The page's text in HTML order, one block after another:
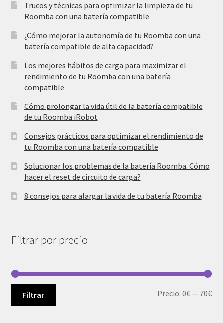
Trucos y técnicas para optimizar la limpieza de tu
Roomba con una batería compatible
¿Cómo mejorar la autonomía de tu Roomba con una
batería compatible de alta capacidad?
Los mejores hábitos de carga para maximizar el
rendimiento de tu Roomba con una batería
compatible
Cómo prolongar la vida útil de la batería compatible
de tu Roomba iRobot
Consejos prácticos para optimizar el rendimiento de
tu Roomba con una batería compatible
Solucionar los problemas de la batería Roomba. Cómo
hacer el reset de circuito de carga?
8 consejos para alargar la vida de tu batería Roomba
Filtrar por precio
Filtrar Precio:0€— 70€